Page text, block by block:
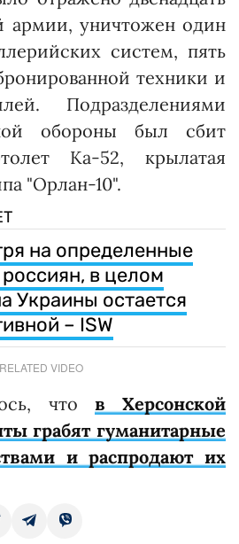
армии, уничтожен один
систем, пять
техники и
Подразделениями
обороны был сбит
Ка-52, крылатая
"Орлан-10".
на определенные
в целом
Украины остается
– ISW
RELATED VIDEO
что в Херсонской
грабят гуманитарные
и распродают их